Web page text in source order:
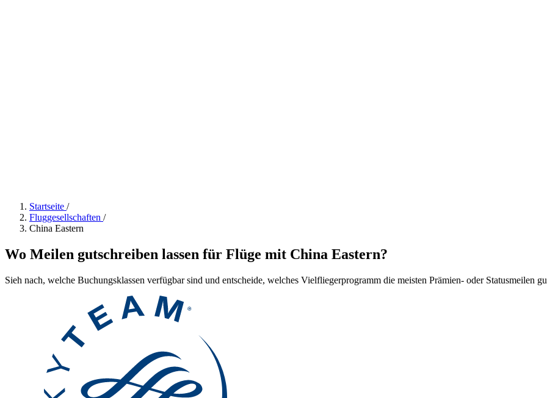
Startseite /
Fluggesellschaften /
China Eastern
Wo Meilen gutschreiben lassen für Flüge mit China Eastern?
Sieh nach, welche Buchungsklassen verfügbar sind und entscheide, welches Vielfliegerprogramm die meisten Prämien- oder Statusmeilen